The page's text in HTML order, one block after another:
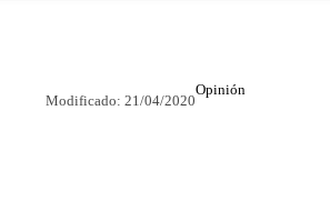
Opinión
Modificado: 21/04/2020